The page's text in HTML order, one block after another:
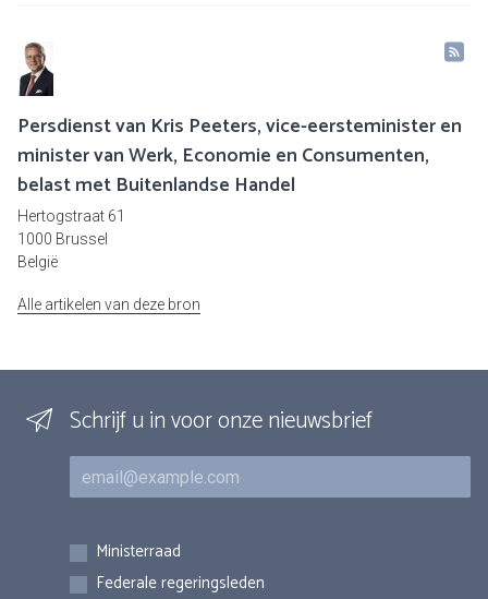
Persdienst van Kris Peeters, vice-eersteminister en
minister van Werk, Economie en Consumenten,
belast met Buitenlandse Handel
Hertogstraat 61
1000 Brussel
België
Alle artikelen van deze bron
Schrijf u in voor onze nieuwsbrief
E-mail
Inschrijvingen
Ministerraad
Federale regeringsleden